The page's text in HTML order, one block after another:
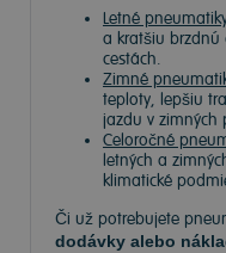
Letné
a kratšiu brzdnú
cestách.
Zimné
teploty, lepšiu
jazdu v zimných
Celoročné
letných a
klimatické
Či už potrebujete
dodávky alebo